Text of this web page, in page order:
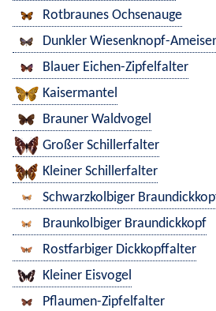
Rotbraunes Ochsenauge
Dunkler Wiesenknopf-
Blauer Eichen-Zipfelfalter
Kaisermantel
Brauner Waldvogel
Großer Schillerfalter
Kleiner Schillerfalter
Schwarzkolbiger
Braunkolbiger Braundickkopf
Rostfarbiger Dickkopffalter
Kleiner Eisvogel
Pflaumen-Zipfelfalter